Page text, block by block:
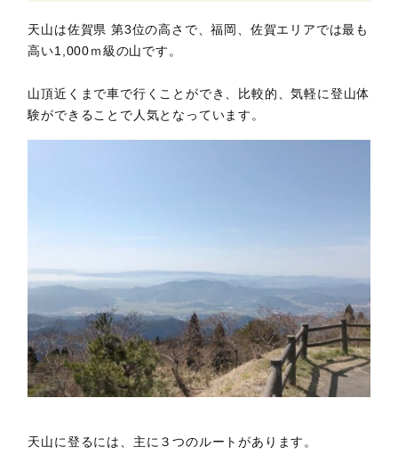
天山は佐賀県 第3位の高さで、福岡、佐賀エリアでは最も
高い1,000ｍ級の山です。
山頂近くまで車で行くことができ、比較的、気軽に登山体
験ができることで人気となっています。
天山に登るには、主に３つのルートがあります。